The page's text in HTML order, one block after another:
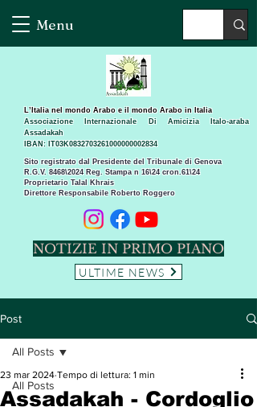
Menu
Sito registrato dal Presidente del Tribunale di Genova
R.G.V. 8468\2024 Reg. Stampa n 16\24 cron.61\24 ​
Proprietario Talal Khrais
Direttore Responsabile Roberto Roggero
L’Italia nel mondo Arabo e il mondo Arabo in Italia
Associazione Internazionale Di Amicizia Italo-araba
Assadakah
IBAN: IT03K0832703261000000002834
NOTIZIE IN PRIMO PIANO
ULTIME NEWS
Post
All Posts
All Posts
Assadakah - Cordoglio
23 mar 2024 Tempo di lettura: 1 min